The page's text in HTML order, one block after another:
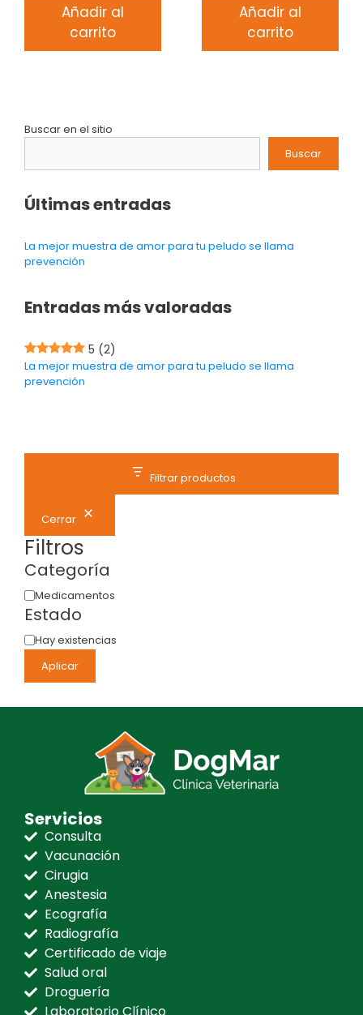
Añadir al
carrito
Añadir al
carrito
Buscar en el sitio
Buscar
Últimas entradas
La mejor muestra de amor para tu peludo se llama
prevención
Entradas más valoradas
5 (2)
La mejor muestra de amor para tu peludo se llama
prevención
Filtrar productos
Cerrar
Filtros
Categoría
Medicamentos
Estado
Hay existencias
Aplicar
Servicios
Consulta
Vacunación
Cirugia
Anestesia
Ecografía
Radiografía
Certificado de viaje
Salud oral
Droguería
Laboratorio Clínico